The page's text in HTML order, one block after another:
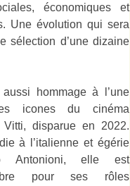
économiques et
Une évolution qui sera
sélection d’une dizaine
hommage à l’une
icones du cinéma
disparue en 2022.
à l’italienne et égérie
Antonioni, elle est
pour ses rôles